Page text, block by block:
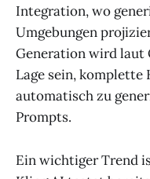
Integration, wo
Umgebungen
Generation wird laut
Lage sein, komplette
automatisch zu
Prompts.
Ein wichtiger Trend